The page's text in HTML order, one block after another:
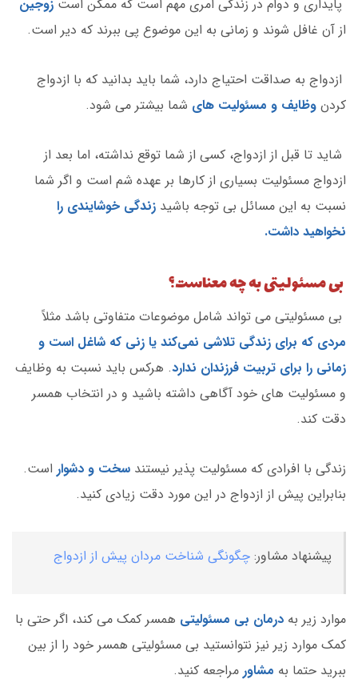
پایداری و دوام در زندگی امری مهم است که ممکن است زوجین
از آن غافل شوند و زمانی به این موضوع پی ببرند که دیر است.
ازدواج به صداقت احتیاج دارد، شما باید بدانید که با ازدواج
کردن وظایف و مسئولیت های شما بیشتر می شود.
شاید تا قبل از ازدواج، کسی از شما توقع نداشته، اما بعد از
ازدواج مسئولیت بسیاری از کارها بر عهده شم است و اگر شما
نسبت به این مسائل بی توجه باشید زندگی خوشایندی را
نخواهید داشت.
بی مسئولیتی به چه معناست؟
بی مسئولیتی می تواند شامل موضوعات متفاوتی باشد مثلاً
مردی که برای زندگی تلاشی نمی‌کند یا زنی که شاغل است و
زمانی را برای تربیت فرزندان ندارد. هرکس باید نسبت به وظایف
و مسئولیت های خود آگاهی داشته باشید و در انتخاب همسر
دقت کند.
زندگی با افرادی که مسئولیت پذیر نیستند سخت و دشوار است.
بنابراین پیش از ازدواج در این مورد دقت زیادی کنید.
پیشنهاد مشاور: چگونگی شناخت مردان پیش از ازدواج
موارد زیر به درمان بی مسئولیتی همسر کمک می کند، اگر حتی با
کمک موارد زیر نیز نتوانستید بی مسئولیتی همسر خود را از بین
ببرید حتما به مشاور مراجعه کنید.